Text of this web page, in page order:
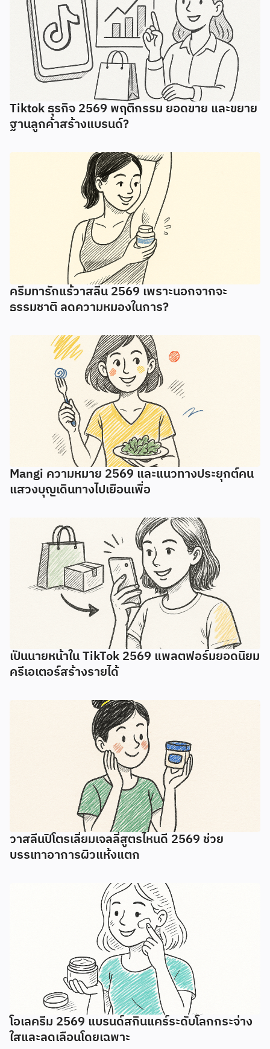
Tiktok ธุรกิจ 2569 พฤติกรรม ยอดขาย และขยาย
ฐานลูกค้าสร้างแบรนด์?
ครีมทารักแร้วาสลีน 2569 เพราะนอกจากจะ
ธรรมชาติ ลดความหมองในการ?
Mangi ความหมาย 2569 และแนวทางประยุกต์คน
แสวงบุญเดินทางไปเยือนเพื่อ
เป็นนายหน้าใน TikTok 2569 แพลตฟอร์มยอดนิยม
ครีเอเตอร์สร้างรายได้
วาสลีนปิโตรเลี่ยมเจลลี่สูตรไหนดี 2569 ช่วย
บรรเทาอาการผิวแห้งแตก
โอเลครีม 2569 แบรนด์สกินแคร์ระดับโลกกระจ่าง
ใสและลดเลือนโดยเฉพาะ